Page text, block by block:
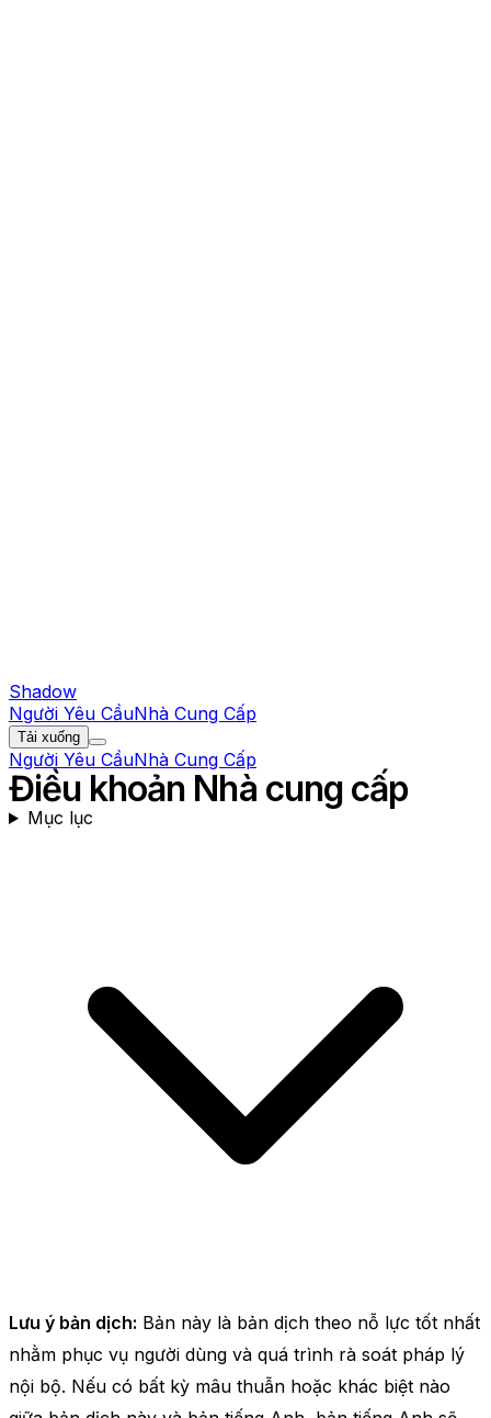
Shadow
Người Yêu CầuNhà Cung Cấp
Tải xuống
Người Yêu CầuNhà Cung Cấp
Điều khoản Nhà cung cấp
Mục lục
Lưu ý bản dịch: Bản này là bản dịch theo nỗ lực tốt nhất
nhằm phục vụ người dùng và quá trình rà soát pháp lý
nội bộ. Nếu có bất kỳ mâu thuẫn hoặc khác biệt nào